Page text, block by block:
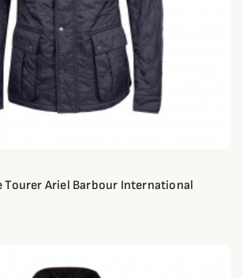
Tourer Ariel Barbour International